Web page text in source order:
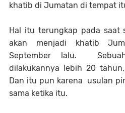
khatib di Jumatan di tempat
Hal itu terungkap pada saat
akan menjadi khatib
September lalu.
dilakukannya lebih 20
Dan itu pun karena usulan
sama ketika itu.